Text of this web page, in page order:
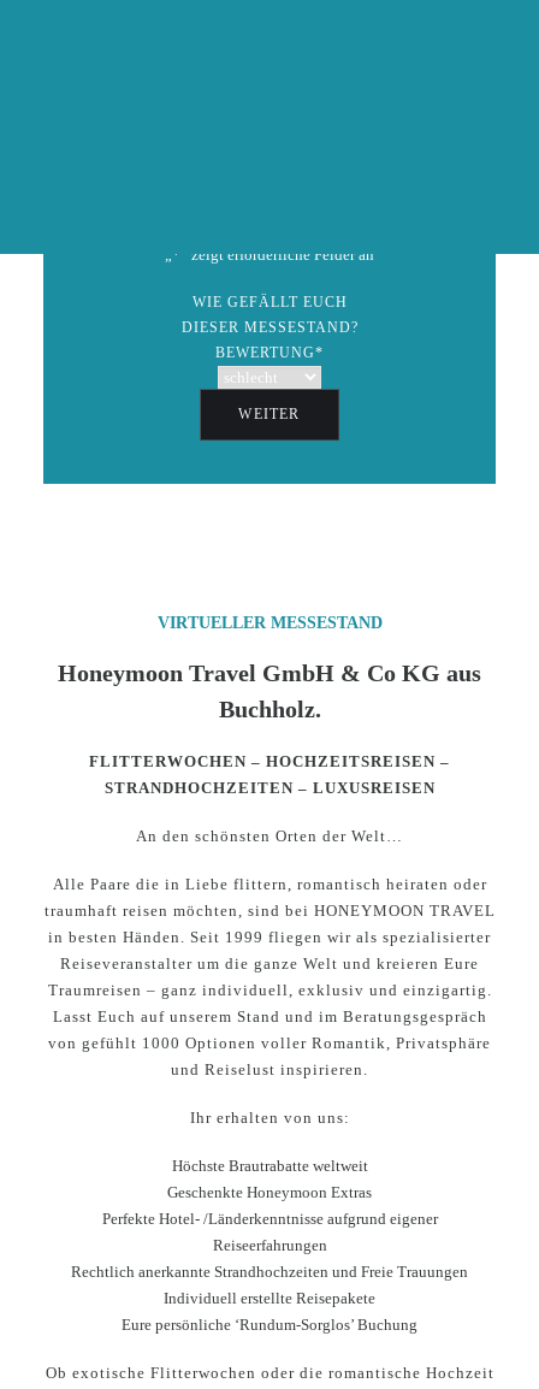
„ * “ zeigt erforderliche Felder an
WIE GEFÄLLT EUCH
DIESER MESSESTAND?
BEWERTUNG*
VIRTUELLER MESSESTAND
Honeymoon Travel GmbH & Co KG aus
Buchholz.
FLITTERWOCHEN – HOCHZEITSREISEN –
STRANDHOCHZEITEN – LUXUSREISEN
An den schönsten Orten der Welt…
Alle Paare die in Liebe flittern, romantisch heiraten oder
traumhaft reisen möchten, sind bei HONEYMOON TRAVEL
in besten Händen. Seit 1999 fliegen wir als spezialisierter
Reiseveranstalter um die ganze Welt und kreieren Eure
Traumreisen – ganz individuell, exklusiv und einzigartig.
Lasst Euch auf unserem Stand und im Beratungsgespräch
von gefühlt 1000 Optionen voller Romantik, Privatsphäre
und Reiselust inspirieren.
Ihr erhalten von uns:
Höchste Brautrabatte weltweit
Geschenkte Honeymoon Extras
Perfekte Hotel- /Länderkenntnisse aufgrund eigener
Reiseerfahrungen
Rechtlich anerkannte Strandhochzeiten und Freie Trauungen
Individuell erstellte Reisepakete
Eure persönliche ‘Rundum-Sorglos’ Buchung
Ob exotische Flitterwochen oder die romantische Hochzeit